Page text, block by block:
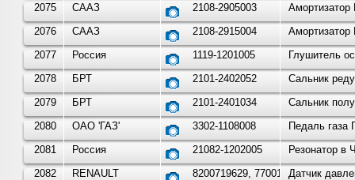
2075
СААЗ 2108-2905003
Амортизатор
2076
СААЗ 2108-2915004
Амортизатор
2077
Россия 1119-1201005
Глушитель
2078
БРТ 2101-2402052
Сальник
2079
БРТ 2101-2401034
Сальник
2080
ОАО 'ГАЗ' 3302-1108008
Педаль газа
2081
Россия 21082-1202005
Резонатор в
2082
RENAULT 8200719629, 7700101762
Датчик